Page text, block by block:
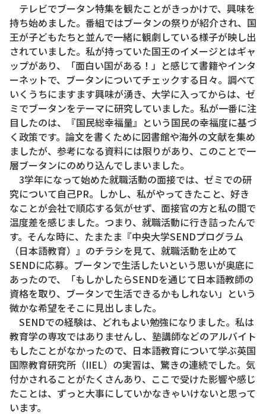
テレビでブータン特集を観たことがきっかけで、興味を
持ち始めました。番組ではブータンの祭りが紹介され、国
王が子どもたちと並んで一緒に観劇している様子が映し出
されていました。私が持っていた国王のイメージとはギャ
ップがあり、「面白い国がある！」と感じて書籍やインタ
ーネットで、ブータンについてチェックする日々。調べて
いくうちにますます興味が湧き、大学に入ってからは、ゼ
ミでブータンをテーマに研究していました。私が一番に注
目したのは、『国民総幸福量』という国民の幸福度に基づ
く政策です。論文を書くために図書館や海外の文献を集め
ましたが、参考になる資料には限りがあり、このことで一
層ブータンにのめり込んでしまいました。
3学年になって始めた就職活動の面接では、ゼミでの研
究について自己PR。しかし、私がやってきたこと、好き
なことが会社で順応する気がせず、面接官の方と私の間で
温度差を感じました。つまり、就職活動に行き詰ったんで
す。そんな時に、たまたま『中央大学SENDプログラム
（日本語教育）』のチラシを見て、就職活動を止めて
SENDに応募。ブータンで生活したいという思いが奥底に
あったので、「もしかしたらSENDを通じて日本語教師の
資格を取り、ブータンで生活できるかもしれない」という
微かな希望をそこに見出しました。
SENDでの経験は、どれもよい勉強になりました。私は
教育学の専攻ではありませんし、塾講師などのアルバイト
もしたことがなかったので、日本語教育について学ぶ英国
国際教育研究所（IIEL）の実習は、驚きの連続でした。気
付かされることがたくさんあり、ここで受けた影響や感じ
たことは、ずっと大事にしていかなきゃいけないと思って
います。